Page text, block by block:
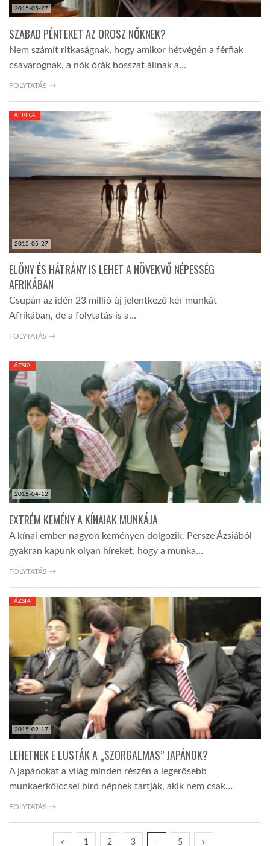
2015-05-27
SZABAD PÉNTEKET AZ OROSZ NŐKNEK?
Nem számít ritkaságnak, hogy amikor hétvégén a férfiak
csavarognak, a nők órák hosszat állnak a…
FOLYTATÁS →
2015-05-27
AFRIKA
ELŐNY ÉS HÁTRÁNY IS LEHET A NÖVEKVŐ NÉPESSÉG
AFRIKÁBAN
Csupán az idén 23 millió új jelentkező kér munkát
Afrikában, de a folytatás is a…
FOLYTATÁS →
2015-04-12
ÁZSIA
EXTRÉM KEMÉNY A KÍNAIAK MUNKÁJA
A kínai ember nagyon keményen dolgozik. Persze Ázsiából
gyakran kapunk olyan híreket, hogy a munka…
FOLYTATÁS →
2015-02-17
ÁZSIA
LEHETNEK E LUSTÁK A „SZORGALMAS” JAPÁNOK?
A japánokat a világ minden részén a legerősebb
munkaerkölccsel bíró népnek tartják, akik nem csak…
FOLYTATÁS →
1 2 3 5